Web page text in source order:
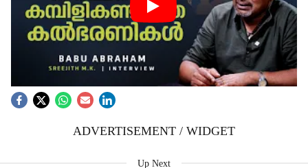
ADVERTISEMENT / WIDGET
Up Next